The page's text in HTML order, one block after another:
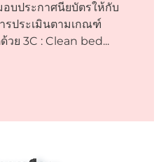
บประกาศนียบัตรให้กับ
รประเมินตามเกณฑ์
วย 3C : Clean bed...